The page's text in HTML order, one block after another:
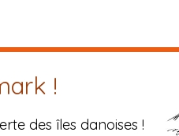
!
des îles danoises !